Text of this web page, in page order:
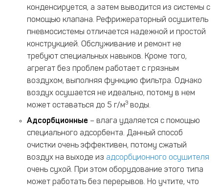
конденсируется, а затем выводится из системы с
помощью клапана. Рефрижераторный осушитель
пневмосистемы отличается надежной и простой
конструкцией. Обслуживание и ремонт не
требуют специальных навыков. Кроме того,
агрегат без проблем работает с грязным
воздухом, выполняя функцию фильтра. Однако
воздух осушается не идеально, потому в нем
может оставаться до 5 г/м3 воды.
Адсорбционные – влага удаляется с помощью
специального адсорбента. Данный способ
очистки очень эффективен, потому сжатый
воздух на выходе из адсорбционного осушителя
очень сухой. При этом оборудование этого типа
может работать без перерывов. Но учтите, что